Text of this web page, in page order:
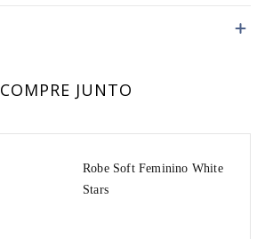
COMPRE JUNTO
Robe Soft Feminino White
Stars